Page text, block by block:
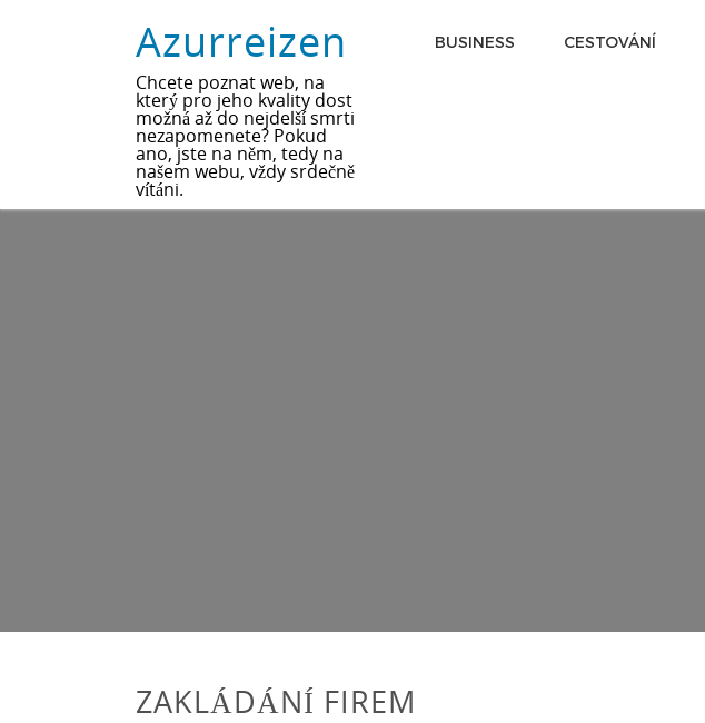
Azurreizen
Chcete poznat web, na
který pro jeho kvality dost
možná až do nejdelší smrti
nezapomenete? Pokud
ano, jste na něm, tedy na
našem webu, vždy srdečně
vítáni.
BUSINESS CESTOVÁNÍ
ZAKLÁDÁNÍ FIREM